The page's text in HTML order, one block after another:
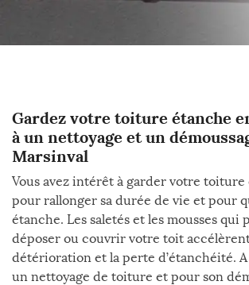
Gardez votre toiture étanche
à un nettoyage et un
Marsinval
Vous avez intérêt à garder votre toiture
pour rallonger sa durée de vie et pour
étanche. Les saletés et les mousses qui
déposer ou couvrir votre toit
détérioration et la perte d’étanchéité.
un nettoyage de toiture et pour son